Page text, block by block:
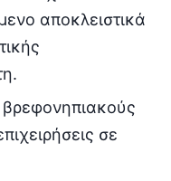
αποκλειστικά
βρεφονηπιακούς
σε